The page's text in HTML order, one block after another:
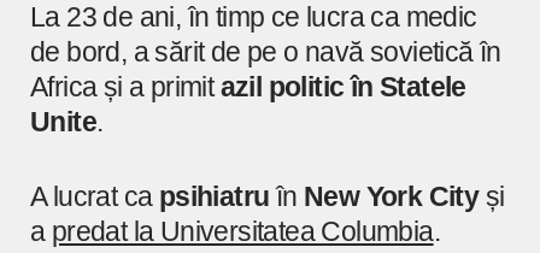
La 23 de ani, în timp ce lucra ca medic
de bord, a sărit de pe o navă sovietică în
Africa și a primitazil politic în Statele
Unite.
A lucrat ca psihiatruîn New York Cityși
a predat la Universitatea Columbia.